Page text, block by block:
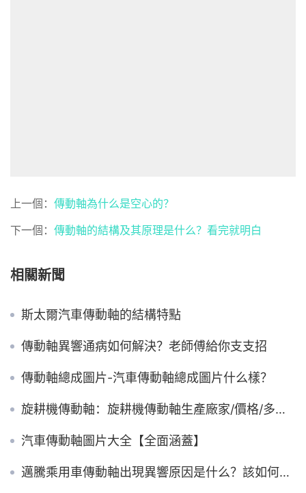
上一個： 傳動軸為什么是空心的？
下一個： 傳動軸的結構及其原理是什么？看完就明白
相關新聞
斯太爾汽車傳動軸的結構特點
傳動軸異響通病如何解決？老師傅給你支支招
傳動軸總成圖片-汽車傳動軸總成圖片什么樣？
旋耕機傳動軸：旋耕機傳動軸生產廠家/價格/多少錢
汽車傳動軸圖片大全【全面涵蓋】
邁騰乘用車傳動軸出現異響原因是什么？該如何解決？